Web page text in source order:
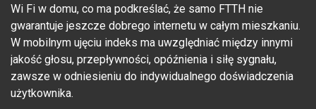
Wi Fi w domu, co ma podkreślać, że samo FTTH nie
gwarantuje jeszcze dobrego internetu w całym mieszkaniu.
W mobilnym ujęciu indeks ma uwzględniać między innymi
jakość głosu, przepływności, opóźnienia i siłę sygnału,
zawsze w odniesieniu do indywidualnego doświadczenia
użytkownika.